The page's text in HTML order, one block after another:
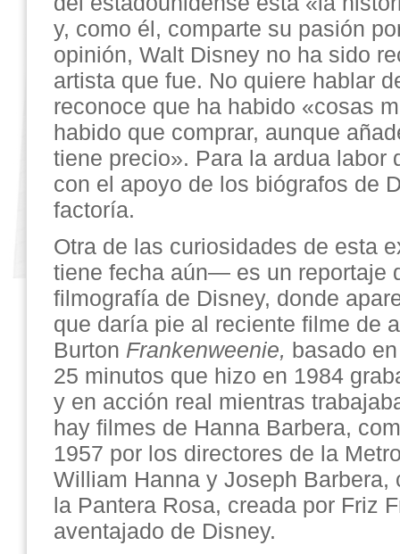
y, como él, comparte su pasión
opinión, Walt Disney no ha sido
artista que fue. No quiere hablar
reconoce que ha habido «cosas
habido que comprar, aunque
tiene precio». Para la ardua labor
con el apoyo de los biógrafos de
factoría.
Otra de las curiosidades de esta
tiene fecha aún— es un reportaje
filmografía de Disney, donde
que daría pie al reciente filme de
Burton Frankenweenie, basado
25 minutos que hizo en 1984
y en acción real mientras
hay filmes de Hanna Barbera,
1957 por los directores de la
William Hanna y Joseph Barbera,
la Pantera Rosa, creada por Friz
aventajado de Disney.